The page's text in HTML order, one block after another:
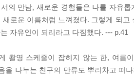
의 만남, 새로운 경험들은 나를 자유
새로운 이름처럼 느껴졌다. 그렇게 되
자유인이 되리라고 다짐했다. --- p.41
촬영 스케줄이 잡히지 않는 한, 여름
나누는 친구의 만류도 뿌리차고 떠